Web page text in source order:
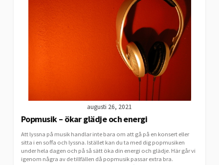
augusti 26, 2021
Popmusik – ökar glädje och energi
Att lyssna på musik handlar inte bara om att gå på en konsert eller
sitta i en soffa och lyssna. Istället kan du ta med dig popmusiken
under hela dagen och på så sätt öka din energi och glädje. Här går vi
igenom några av de tillfällen då popmusik passar extra bra.